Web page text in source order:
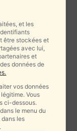
et les
être stockées et
avec lui,
et
données de
vos données
Vous
ci-dessous.
le menu du
les